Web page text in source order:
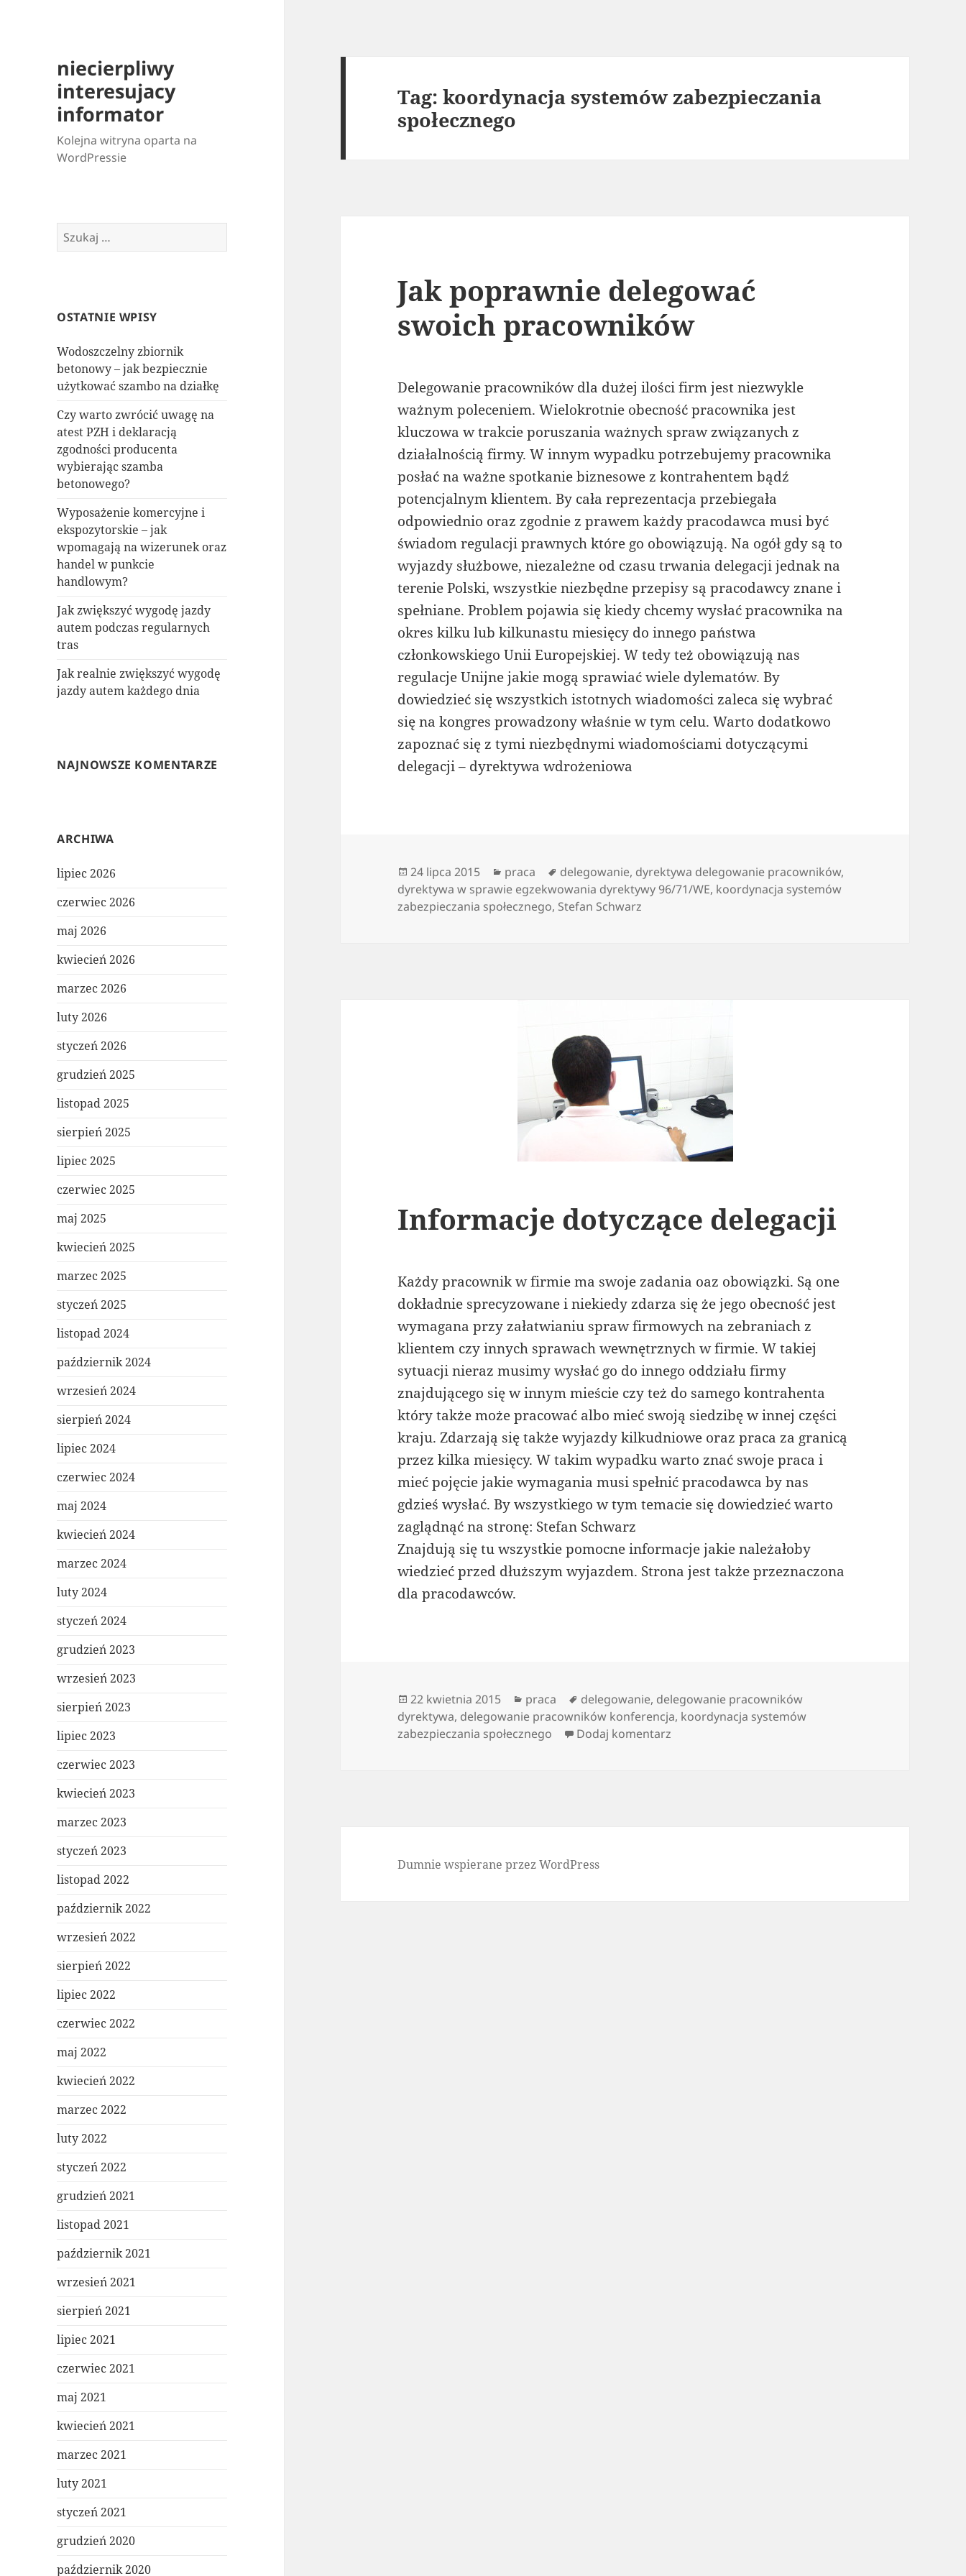
niecierpliwy
interesujacy
informator
Kolejna witryna oparta na
WordPressie
Szukaj:
OSTATNIE WPISY
Wodoszczelny zbiornik
betonowy – jak bezpiecznie
użytkować szambo na działkę
Czy warto zwrócić uwagę na
atest PZH i deklaracją
zgodności producenta
wybierając szamba
betonowego?
Wyposażenie komercyjne i
ekspozytorskie – jak
wpomagają na wizerunek oraz
handel w punkcie
handlowym?
Jak zwiększyć wygodę jazdy
autem podczas regularnych
tras
Jak realnie zwiększyć wygodę
jazdy autem każdego dnia
NAJNOWSZE KOMENTARZE
ARCHIWA
lipiec 2026
czerwiec 2026
maj 2026
kwiecień 2026
marzec 2026
luty 2026
styczeń 2026
grudzień 2025
listopad 2025
sierpień 2025
lipiec 2025
czerwiec 2025
maj 2025
kwiecień 2025
marzec 2025
styczeń 2025
listopad 2024
październik 2024
wrzesień 2024
sierpień 2024
lipiec 2024
czerwiec 2024
maj 2024
kwiecień 2024
marzec 2024
luty 2024
styczeń 2024
grudzień 2023
wrzesień 2023
sierpień 2023
lipiec 2023
czerwiec 2023
kwiecień 2023
marzec 2023
styczeń 2023
listopad 2022
październik 2022
wrzesień 2022
sierpień 2022
lipiec 2022
czerwiec 2022
maj 2022
kwiecień 2022
marzec 2022
luty 2022
styczeń 2022
grudzień 2021
listopad 2021
październik 2021
wrzesień 2021
sierpień 2021
lipiec 2021
czerwiec 2021
maj 2021
kwiecień 2021
marzec 2021
luty 2021
styczeń 2021
grudzień 2020
październik 2020
Tag:koordynacja systemów zabezpieczania
społecznego
Jak poprawnie delegować
swoich pracowników
Delegowanie pracowników dla dużej ilości firm jest niezwykle
ważnym poleceniem. Wielokrotnie obecność pracownika jest
kluczowa w trakcie poruszania ważnych spraw związanych z
działalnością firmy. W innym wypadku potrzebujemy pracownika
posłać na ważne spotkanie biznesowe z kontrahentem bądź
potencjalnym klientem. By cała reprezentacja przebiegała
odpowiednio oraz zgodnie z prawem każdy pracodawca musi być
świadom regulacji prawnych które go obowiązują. Na ogół gdy są to
wyjazdy służbowe, niezależne od czasu trwania delegacji jednak na
terenie Polski, wszystkie niezbędne przepisy są pracodawcy znane i
spełniane. Problem pojawia się kiedy chcemy wysłać pracownika na
okres kilku lub kilkunastu miesięcy do innego państwa
członkowskiego Unii Europejskiej. W tedy też obowiązują nas
regulacje Unijne jakie mogą sprawiać wiele dylematów. By
dowiedzieć się wszystkich istotnych wiadomości zaleca się wybrać
się na kongres prowadzony właśnie w tym celu. Warto dodatkowo
zapoznać się z tymi niezbędnymi wiadomościami dotyczącymi
delegacji – dyrektywa wdrożeniowa
Data
publikacji
24 lipca 2015 Kategorie
praca Tagi
delegowanie, dyrektywa delegowanie pracowników,
dyrektywa w sprawie egzekwowania dyrektywy 96/71/WE, koordynacja systemów
zabezpieczania społecznego, Stefan Schwarz
Informacje dotyczące delegacji
Każdy pracownik w firmie ma swoje zadania oaz obowiązki. Są one
dokładnie sprecyzowane i niekiedy zdarza się że jego obecność jest
wymagana przy załatwianiu spraw firmowych na zebraniach z
klientem czy innych sprawach wewnętrznych w firmie. W takiej
sytuacji nieraz musimy wysłać go do innego oddziału firmy
znajdującego się w innym mieście czy też do samego kontrahenta
który także może pracować albo mieć swoją siedzibę w innej części
kraju. Zdarzają się także wyjazdy kilkudniowe oraz praca za granicą
przez kilka miesięcy. W takim wypadku warto znać swoje praca i
mieć pojęcie jakie wymagania musi spełnić pracodawca by nas
gdzieś wysłać. By wszystkiego w tym temacie się dowiedzieć warto
zaglądnąć na stronę: Stefan Schwarz
Znajdują się tu wszystkie pomocne informacje jakie należałoby
wiedzieć przed dłuższym wyjazdem. Strona jest także przeznaczona
dla pracodawców.
Data
publikacji
22 kwietnia 2015 Kategorie
praca Tagi
delegowanie, delegowanie pracowników
dyrektywa, delegowanie pracowników konferencja, koordynacja systemów
zabezpieczania społecznego
Dodaj komentarz
Dumnie wspierane przez WordPress